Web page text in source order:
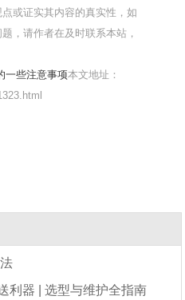
或证实其内容的真实性，如
，请作者在及时联系本站，
一些注意事项本文地址：
利器 | 选型与维护全指南